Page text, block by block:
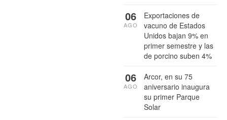
Exportaciones de
vacuno de Estados
Unidos bajan 9% en
primer semestre y las
de porcino suben 4%
06
AGO
Arcor, en su 75
aniversario inaugura
su primer Parque
Solar
06
AGO